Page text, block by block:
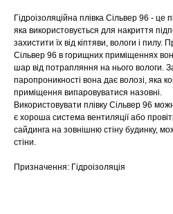
Гідроізоляційна плівка Сільвер 96 - це
яка використовується для накриття
захистити їх від кіптяви, вологи і пилу.
Сільвер 96 в горищних приміщеннях
шар від потрапляння на нього вологи.
паропроникності вона дає волозі, яка
приміщення випаровуватися назовні.
Використовувати плівку Сільвер 96
є хороша система вентиляції або
сайдинга на зовнішню стіну будинку,
стіни.
Призначення: Гідроізоляція